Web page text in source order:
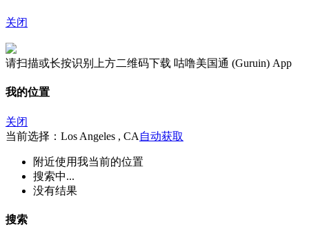
关闭
请扫描或长按识别上方二维码下载 咕噜美国通 (Guruin) App
我的位置
关闭
当前选择：Los Angeles , CA 自动获取
附近使用我当前的位置
搜索中...
没有结果
搜索